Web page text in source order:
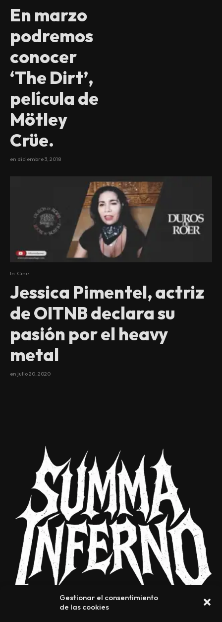
Gestionar el consentimiento
de las cookies
En marzo
podremos
conocer
‘The Dirt’,
película de
Mötley
Crüe.
en diciembre 3, 2018
In Cine
Jessica Pimentel, actriz
de OITNB declara su
pasión por el heavy
metal
en julio 20, 2020